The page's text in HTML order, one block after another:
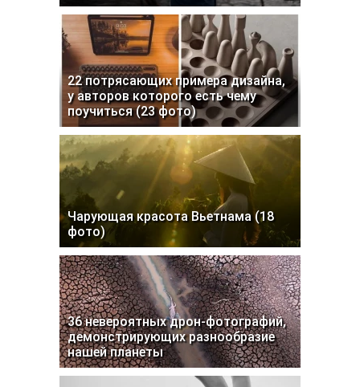
22 потрясающих примера дизайна,
у авторов которого есть чему
поучиться (23 фото)
Чарующая красота Вьетнама (18
фото)
36 невероятных дрон-фотографий,
демонстрирующих разнообразие
нашей планеты